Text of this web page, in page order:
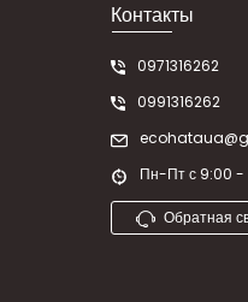
Контакты
0971316262
0991316262
Пн-Пт с 9:00 -
Обратная